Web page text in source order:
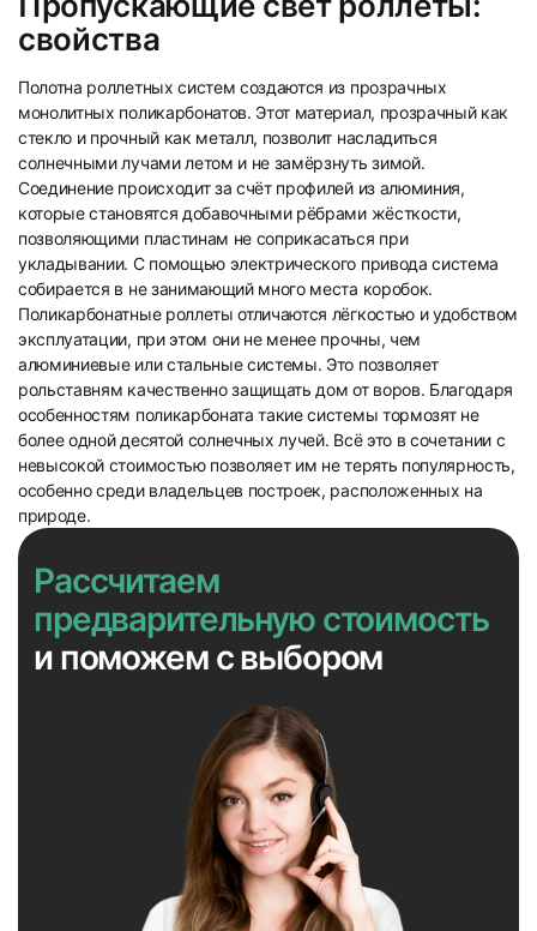
35 36
37 38
39
42
свойства
Полотна роллетных систем создаются из прозрачных
монолитных поликарбонатов. Этот материал, прозрачный как
стекло и прочный как металл, позволит насладиться
солнечными лучами летом и не замёрзнуть зимой.
Соединение происходит за счёт профилей из алюминия,
которые становятся добавочными рёбрами жёсткости,
позволяющими пластинам не соприкасаться при
укладывании. С помощью электрического привода система
собирается в не занимающий много места коробок.
Поликарбонатные роллеты отличаются лёгкостью и удобством
эксплуатации, при этом они не менее прочны, чем
алюминиевые или стальные системы. Это позволяет
рольставням качественно защищать дом от воров. Благодаря
особенностям поликарбоната такие системы тормозят не
более одной десятой солнечных лучей. Всё это в сочетании с
невысокой стоимостью позволяет им не терять популярность,
особенно среди владельцев построек, расположенных на
природе.
Рассчитаем
предварительную стоимость
и поможем с выбором